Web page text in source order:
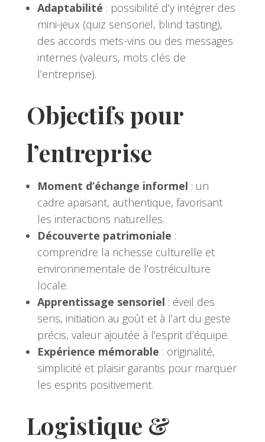
Adaptabilité : possibilité d’y intégrer des
mini-jeux (quiz sensoriel, blind tasting),
des accords mets-vins ou des messages
internes (valeurs, mots clés de
l’entreprise).
Objectifs pour
l’entreprise
Moment d’échange informel : un
cadre apaisant, authentique, favorisant
les interactions naturelles.
Découverte patrimoniale :
comprendre la richesse culturelle et
environnementale de l’ostréiculture
locale.
Apprentissage sensoriel : éveil des
sens, initiation au goût et à l’art du geste
précis, valeur ajoutée à l’esprit d’équipe.
Expérience mémorable : originalité,
simplicité et plaisir garantis pour marquer
les esprits positivement.
Logistique &